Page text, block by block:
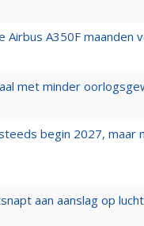
Airbus A350F maanden
met minder
begin 2027, maar
aan aanslag op